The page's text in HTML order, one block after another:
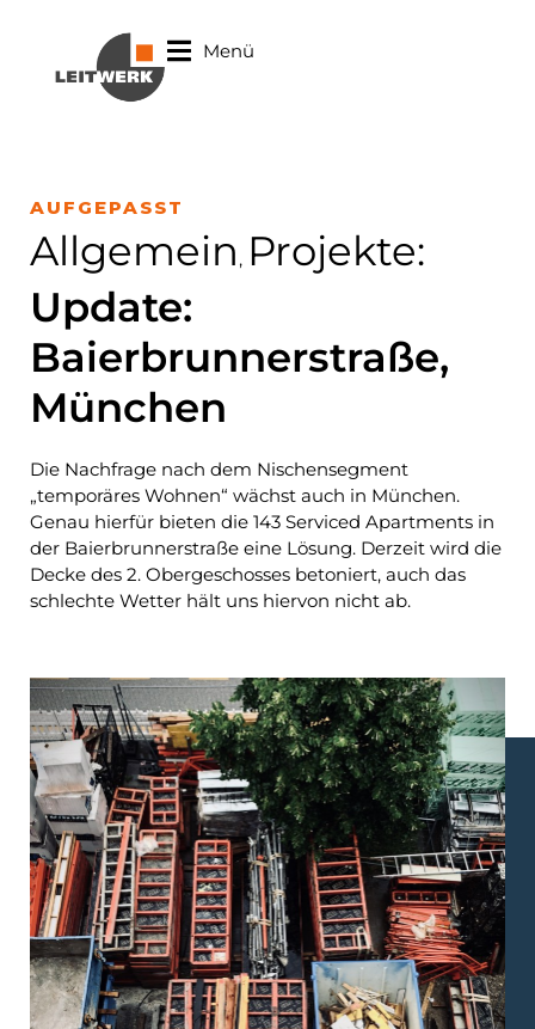
Menü
AUFGEPASST
Allgemein , Projekte:
Update:
Baierbrunnerstraße,
München
Die Nachfrage nach dem Nischensegment
„temporäres Wohnen“ wächst auch in München.
Genau hierfür bieten die 143 Serviced Apartments in
der Baierbrunnerstraße eine Lösung. Derzeit wird die
Decke des 2. Obergeschosses betoniert, auch das
schlechte Wetter hält uns hiervon nicht ab.